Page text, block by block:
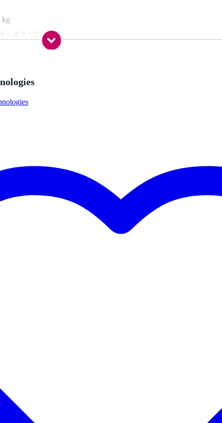
kg
x 40,0 x 20,0 cm
luidsprekers